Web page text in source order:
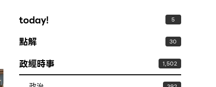
today! 5
點解 30
政經時事 1,502